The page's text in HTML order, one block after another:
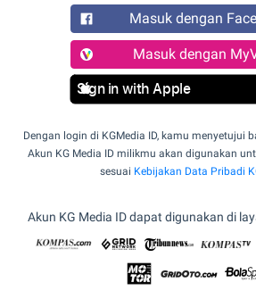
Masuk dengan
Masuk dengan
Sign in with Apple
Dengan login di KGMedia ID, kamu menyetujui
Akun KG Media ID milikmu akan digunakan
sesuai Kebijakan Data Pribadi
Akun KG Media ID dapat digunakan di